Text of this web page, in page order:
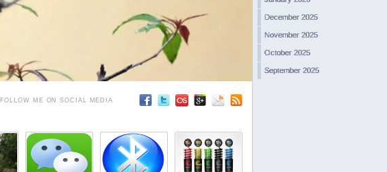
December 2025
November 2025
October 2025
September 2025
FOLLOW ME ON SOCIAL MEDIA